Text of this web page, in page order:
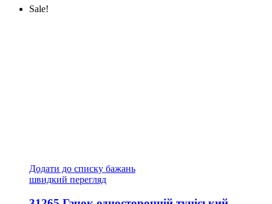
Sale!
Додати до списку бажань
швидкий перегляд